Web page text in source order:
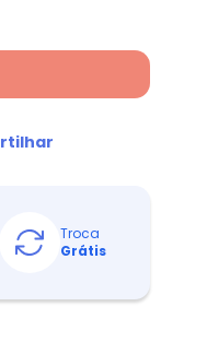
Troca
Grátis